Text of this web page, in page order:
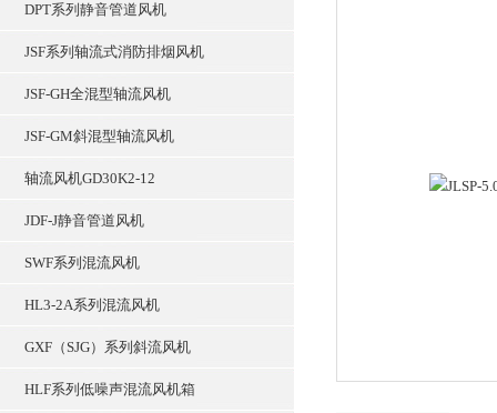
DPT系列静音管道风机
JSF系列轴流式消防排烟风机
JSF-GH全混型轴流风机
JSF-GM斜混型轴流风机
轴流风机GD30K2-12
JDF-J静音管道风机
SWF系列混流风机
HL3-2A系列混流风机
GXF（SJG）系列斜流风机
HLF系列低噪声混流风机箱